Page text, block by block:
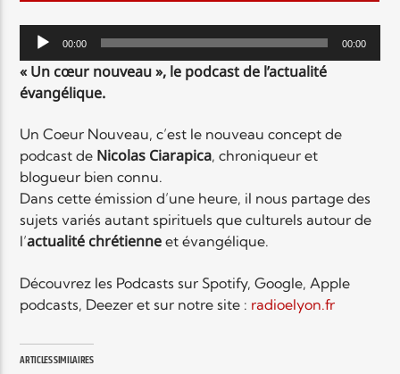
TITRE
ARTISTE
Radio Elyon
Elyon Rhema
Lecteur00:00 00:00
« Un cœur nouveau », le podcast de l’actualité
évangélique.
Un Coeur Nouveau, c’est le nouveau concept de
podcast de Nicolas Ciarapica, chroniqueur et
blogueur bien connu.
Dans cette émission d’une heure, il nous partage des
sujets variés autant spirituels que culturels autour de
l’actualité chrétienne et évangélique.
Découvrez les Podcasts sur Spotify, Google, Apple
podcasts, Deezer et sur notre site : radioelyon.fr
ARTICLES SIMILAIRES